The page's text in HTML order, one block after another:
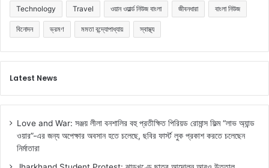
Technology Travel ওয়ান ওয়ার্ল্ড নিউজ বাংলা জীবনধারা বাংলা নিউজ
বিনোদন ভ্রমণ মমতা বন্দ্যোপাধ্যায় স্বাস্থ্য
Latest News
Love and War: সঞ্জয় লীলা বনশালির বহু প্রতীক্ষিত পিরিয়ড রোমান্স ফিল্ম “লাভ অ্যান্ড
ওয়ার”-এর জন্য অপেক্ষার অবসান হতে চলেছে, ছবির ফার্স্ট লুক প্রকাশ করতে চলেছেন
নির্মাতারা